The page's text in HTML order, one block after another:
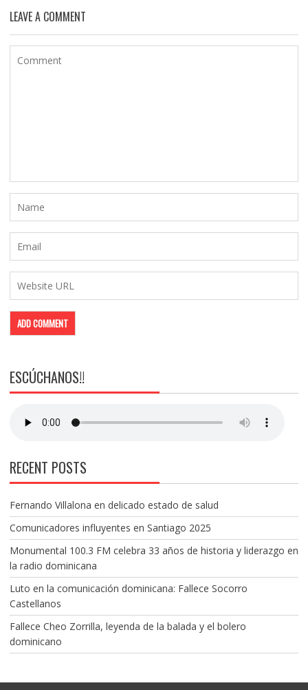
LEAVE A COMMENT
ESCÚCHANOS!!
RECENT POSTS
Fernando Villalona en delicado estado de salud
Comunicadores influyentes en Santiago 2025
Monumental 100.3 FM celebra 33 años de historia y liderazgo en
la radio dominicana
Luto en la comunicación dominicana: Fallece Socorro
Castellanos
Fallece Cheo Zorrilla, leyenda de la balada y el bolero
dominicano